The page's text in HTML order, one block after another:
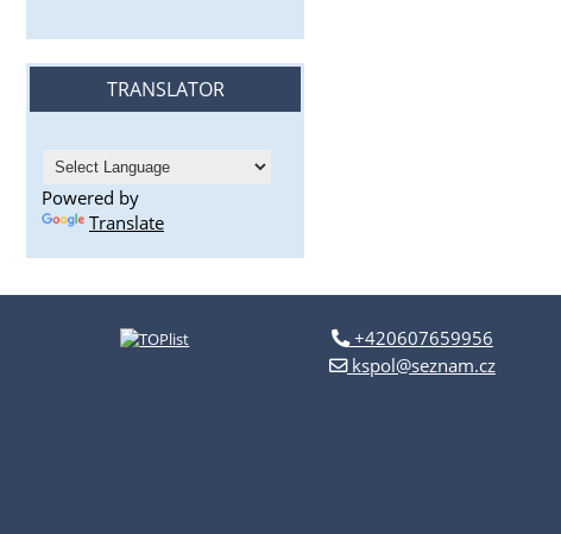
TRANSLATOR
Powered by
Translate
+420607659956
kspol@seznam.cz